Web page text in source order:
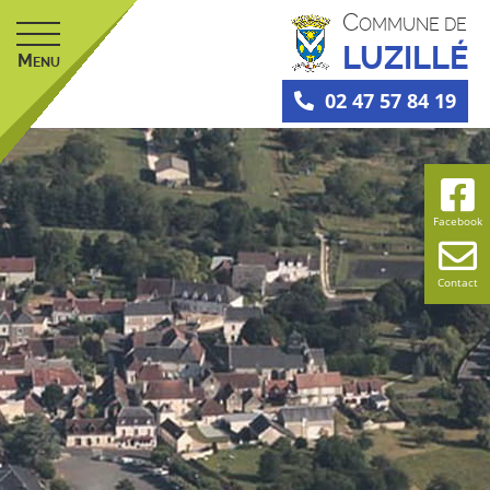
Facebook
Contact
M ENU
COMMUNE DE
LUZILLÉ
02 47 57 84 19